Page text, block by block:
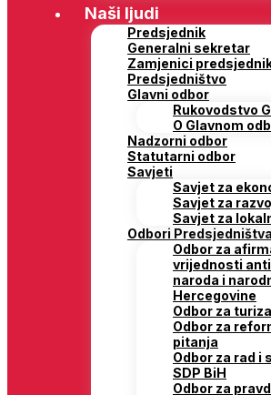
Naši ljudi
Predsjednik
Generalni sekretar
Zamjenici
Predsjedništvo
Glavni odbor
Rukovodstvo
O Glavnom
Nadzorni odbor
Statutarni odbor
Savjeti
Savjet za
Savjet za
Savjet za
Odbori Predsjedništva
Odbor za
vrijednosti
naroda i
Hercegovine
Odbor za
Odbor za
pitanja
Odbor za rad i
SDP BiH
Odbor za